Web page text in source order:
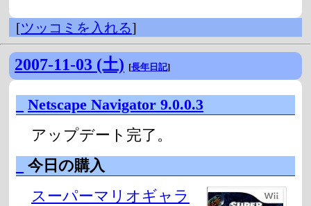
[ツッコミを入れる]
2007-11-03 (土) [長年日記]
Netscape Navigator 9.0.0.3
アップデート完了。
今日の購入
スーパーマリオギャラ